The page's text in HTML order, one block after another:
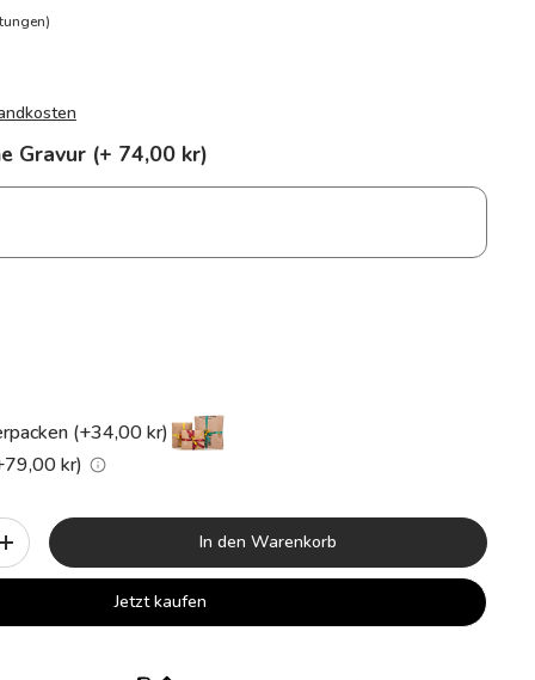
Gravur (+ 74,00 kr)
(+34,00 kr)
kr)
+ In den Warenkorb
Jetzt kaufen